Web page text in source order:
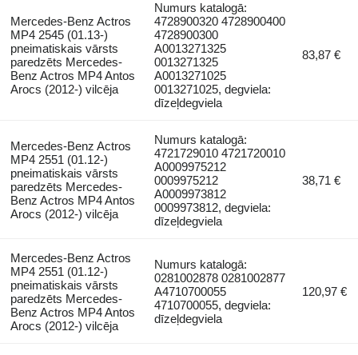
Mercedes-Benz Actros
MP4 2545 (01.13-)
pneimatiskais vārsts
paredzēts Mercedes-
Benz Actros MP4 Antos
Arocs (2012-) vilcēja
Numurs katalogā:
4728900320 4728900400
4728900300
A0013271325
0013271325
A0013271025
0013271025, degviela:
dīzeļdegviela
83,87 €
Mercedes-Benz Actros
MP4 2551 (01.12-)
pneimatiskais vārsts
paredzēts Mercedes-
Benz Actros MP4 Antos
Arocs (2012-) vilcēja
Numurs katalogā:
4721729010 4721720010
A0009975212
0009975212
A0009973812
0009973812, degviela:
dīzeļdegviela
38,71 €
Mercedes-Benz Actros
MP4 2551 (01.12-)
pneimatiskais vārsts
paredzēts Mercedes-
Benz Actros MP4 Antos
Arocs (2012-) vilcēja
Numurs katalogā:
0281002878 0281002877
A4710700055
4710700055, degviela:
dīzeļdegviela
120,97 €